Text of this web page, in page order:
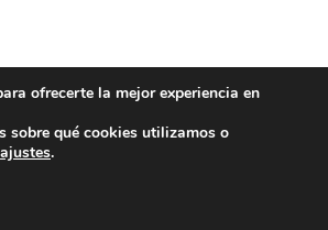
ofrecerte la mejor experiencia en
sobre qué cookies utilizamos o
ajustes.